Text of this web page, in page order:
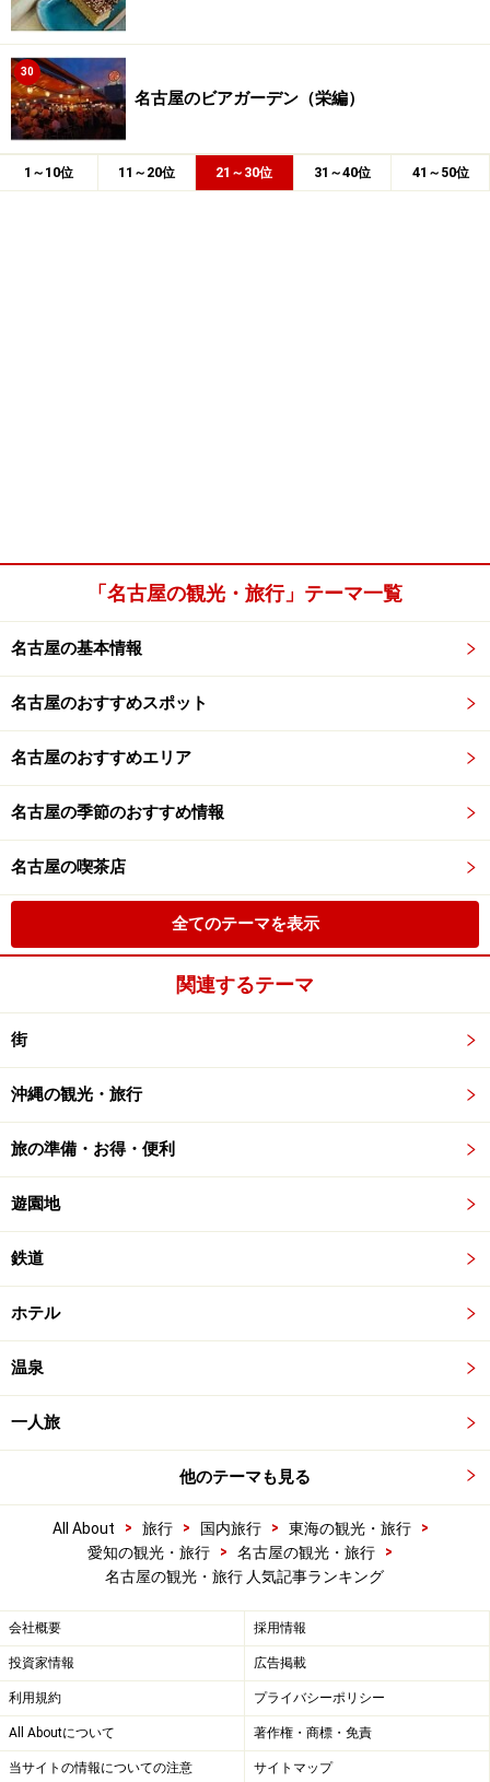
30
名古屋のビアガーデン（栄編）
1～10位 11～20位 21～30位 31～40位 41～50位
「名古屋の観光・旅行」テーマ一覧
名古屋の基本情報
名古屋のおすすめスポット
名古屋のおすすめエリア
名古屋の季節のおすすめ情報
名古屋の喫茶店
全てのテーマを表示
関連するテーマ
街
沖縄の観光・旅行
旅の準備・お得・便利
遊園地
鉄道
ホテル
温泉
一人旅
他のテーマも見る
All About > 旅行 > 国内旅行 > 東海の観光・旅行
>
愛知の観光・旅行
> 名古屋の観光・旅行
>
名古屋の観光・旅行 人気記事ランキング
会社概要 採用情報
投資家情報 広告掲載
利用規約 プライバシーポリシー
All Aboutについて 著作権・商標・免責
当サイトの情報についての注意 サイトマップ